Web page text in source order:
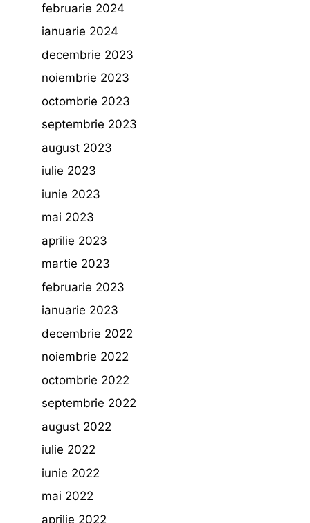
februarie 2024
ianuarie 2024
decembrie 2023
noiembrie 2023
octombrie 2023
septembrie 2023
august 2023
iulie 2023
iunie 2023
mai 2023
aprilie 2023
martie 2023
februarie 2023
ianuarie 2023
decembrie 2022
noiembrie 2022
octombrie 2022
septembrie 2022
august 2022
iulie 2022
iunie 2022
mai 2022
aprilie 2022